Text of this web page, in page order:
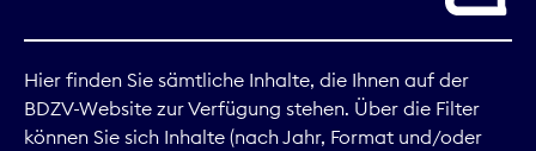
Digitales
Hier finden Sie sämtliche Inhalte, die Ihnen auf der
BDZV-Website zur Verfügung stehen. Über die Filter
können Sie sich Inhalte (nach Jahr, Format und/oder